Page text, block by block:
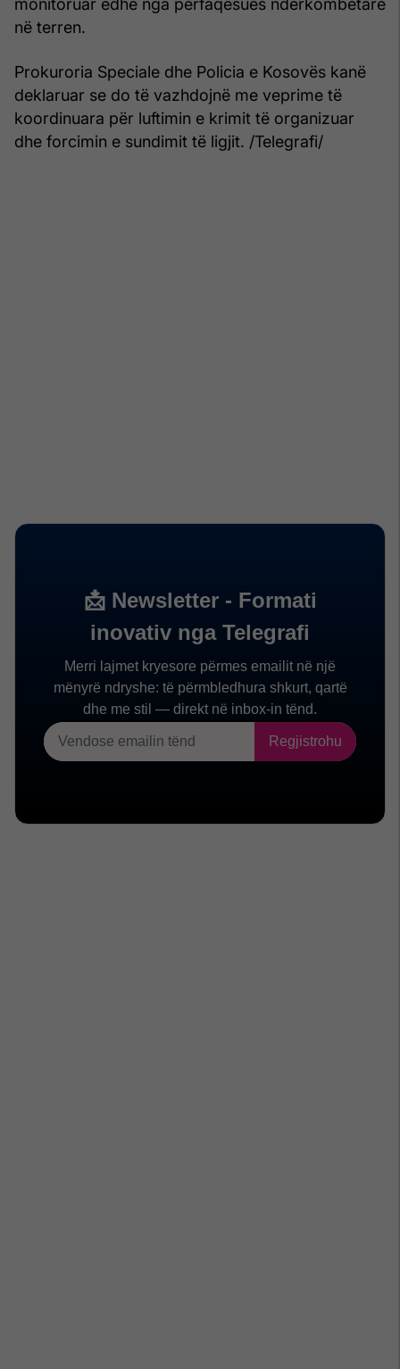
monitoruar edhe nga përfaqësues ndërkombëtarë
në terren.
Prokuroria Speciale dhe Policia e Kosovës kanë
deklaruar se do të vazhdojnë me veprime të
koordinuara për luftimin e krimit të organizuar
dhe forcimin e sundimit të ligjit. /Telegrafi/